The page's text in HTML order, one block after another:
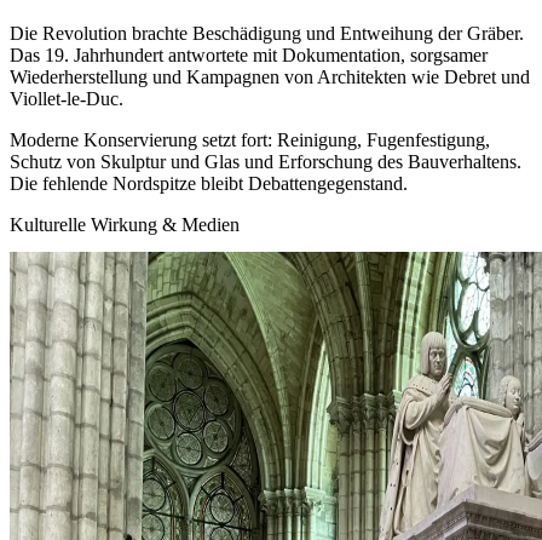
Die Revolution brachte Beschädigung und Entweihung der Gräber.
Das 19. Jahrhundert antwortete mit Dokumentation, sorgsamer
Wiederherstellung und Kampagnen von Architekten wie Debret und
Viollet‑le‑Duc.
Moderne Konservierung setzt fort: Reinigung, Fugenfestigung,
Schutz von Skulptur und Glas und Erforschung des Bauverhaltens.
Die fehlende Nordspitze bleibt Debattengegenstand.
Kulturelle Wirkung & Medien